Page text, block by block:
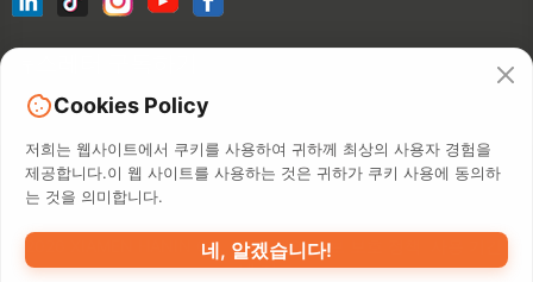
©2026 XIAMEN HANIN CO., LTD.개인 정보 보호 정책
역
내 지도
Cookies Policy
저희는 웹사이트에서 쿠키를 사용하여 귀하께 최상의 사용자 경험을
제공합니다.이 웹 사이트를 사용하는 것은 귀하가 쿠키 사용에 동의하
는 것을 의미합니다.
네, 알겠습니다!